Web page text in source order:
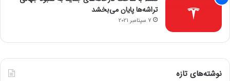
تراشه‌ها پایان می‌بخشد
7 سپتامبر 2021
نوشته‌های تازه